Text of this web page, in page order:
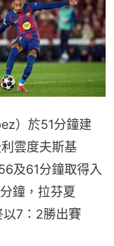
）於51分鐘建
雲度夫斯基
及61分鐘取得入
鐘，拉芬夏
以7：2勝出賽